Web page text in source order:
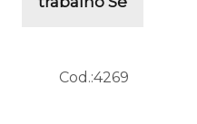
Cod.:4269